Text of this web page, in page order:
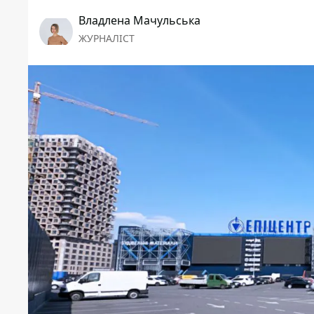
Владлена Мачульська
ЖУРНАЛІСТ